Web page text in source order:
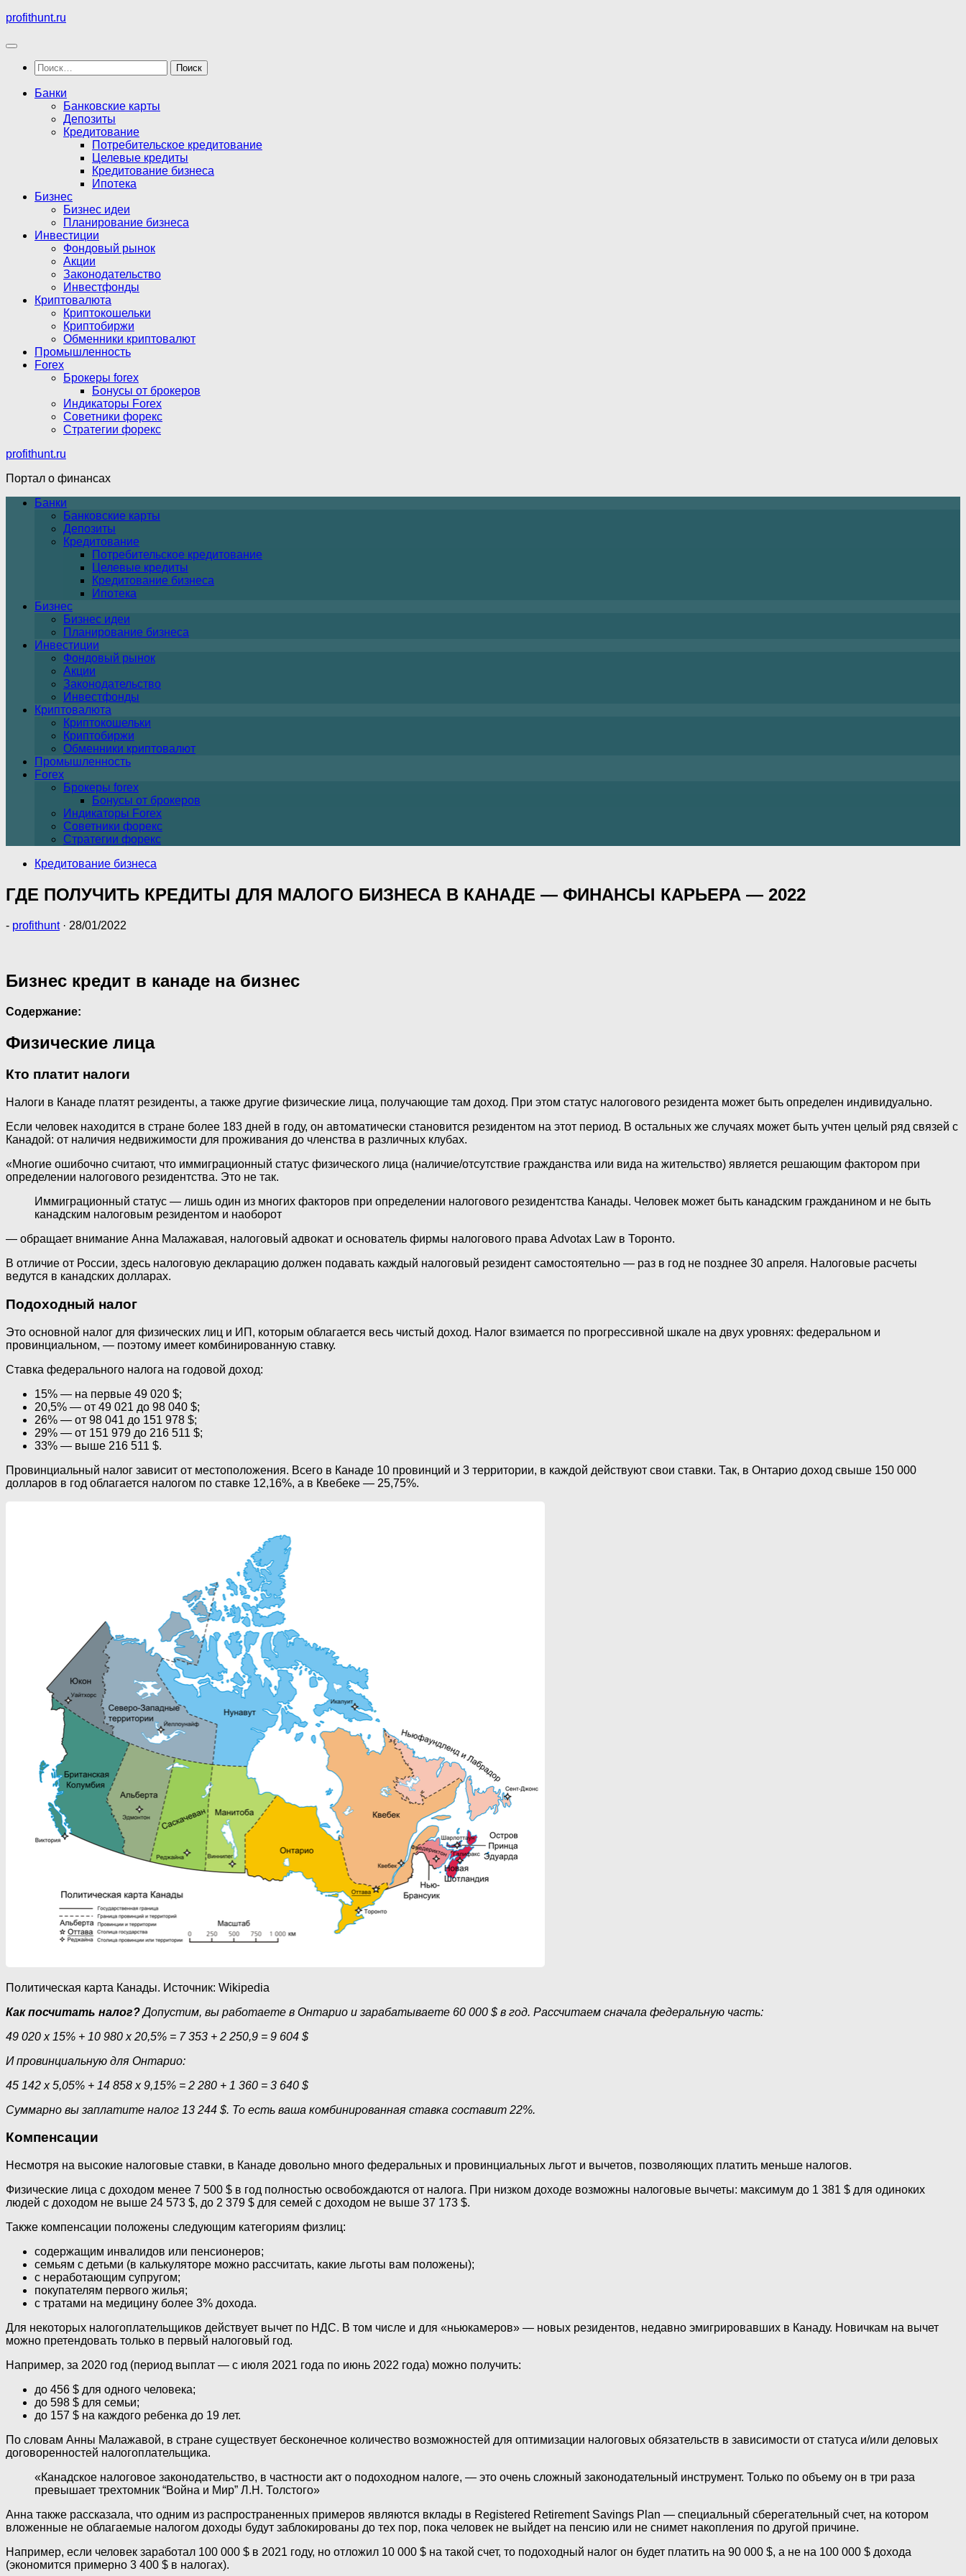
Перейти
содержимому
profithunt.ru
Найти:
Банки
Банковские карты
Депозиты
Кредитование
Потребительское кредитование
Целевые кредиты
Кредитование бизнеса
Ипотека
Бизнес
Бизнес идеи
Планирование бизнеса
Инвестиции
Фондовый рынок
Акции
Законодательство
Инвестфонды
Криптовалюта
Криптокошельки
Криптобиржи
Обменники криптовалют
Промышленность
Forex
Брокеры forex
Бонусы от брокеров
Индикаторы Forex
Советники форекс
Стратегии форекс
profithunt.ru
Портал о финансах
Банки
Банковские карты
Депозиты
Кредитование
Потребительское кредитование
Целевые кредиты
Кредитование бизнеса
Ипотека
Бизнес
Бизнес идеи
Планирование бизнеса
Инвестиции
Фондовый рынок
Акции
Законодательство
Инвестфонды
Криптовалюта
Криптокошельки
Криптобиржи
Обменники криптовалют
Промышленность
Forex
Брокеры forex
Бонусы от брокеров
Индикаторы Forex
Советники форекс
Стратегии форекс
Кредитование бизнеса
ГДЕ ПОЛУЧИТЬ КРЕДИТЫ ДЛЯ МАЛОГО БИЗНЕСА В КАНАДЕ — ФИНАНСЫ КАРЬЕРА — 2022
- profithunt · 28/01/2022
Бизнес кредит в канаде на бизнес
Содержание:
Физические лица
Кто платит налоги
Налоги в Канаде платят резиденты, а также другие физические лица, получающие там доход. При этом статус налогового резидента может быть определен индивидуально.
Если человек находится в стране более 183 дней в году, он автоматически становится резидентом на этот период. В остальных же случаях может быть учтен целый ряд связей с
Канадой: от наличия недвижимости для проживания до членства в различных клубах.
«Многие ошибочно считают, что иммиграционный статус физического лица (наличие/отсутствие гражданства или вида на жительство) является решающим фактором при
определении налогового резидентства. Это не так.
Иммиграционный статус — лишь один из многих факторов при определении налогового резидентства Канады. Человек может быть канадским гражданином и не быть
канадским налоговым резидентом и наоборот
— обращает внимание Анна Малажавая, налоговый адвокат и основатель фирмы налогового права Advotax Law в Торонто.
В отличие от России, здесь налоговую декларацию должен подавать каждый налоговый резидент самостоятельно — раз в год не позднее 30 апреля. Налоговые расчеты
ведутся в канадских долларах.
Подоходный налог
Это основной налог для физических лиц и ИП, которым облагается весь чистый доход. Налог взимается по прогрессивной шкале на двух уровнях: федеральном и
провинциальном, — поэтому имеет комбинированную ставку.
Ставка федерального налога на годовой доход:
15% — на первые 49 020 $;
20,5% — от 49 021 до 98 040 $;
26% — от 98 041 до 151 978 $;
29% — от 151 979 до 216 511 $;
33% — выше 216 511 $.
Провинциальный налог зависит от местоположения. Всего в Канаде 10 провинций и 3 территории, в каждой действуют свои ставки. Так, в Онтарио доход свыше 150 000
долларов в год облагается налогом по ставке 12,16%, а в Квебеке — 25,75%.
Политическая карта Канады. Источник: Wikipedia
Как посчитать налог?Допустим, вы работаете в Онтарио и зарабатываете 60 000 $ в год. Рассчитаем сначала федеральную часть:
49 020 х 15% + 10 980 х 20,5% = 7 353 + 2 250,9 = 9 604 $
И провинциальную для Онтарио:
45 142 х 5,05% + 14 858 х 9,15% = 2 280 + 1 360 = 3 640 $
Суммарно вы заплатите налог 13 244 $. То есть ваша комбинированная ставка составит 22%.
Компенсации
Несмотря на высокие налоговые ставки, в Канаде довольно много федеральных и провинциальных льгот и вычетов, позволяющих платить меньше налогов.
Физические лица с доходом менее 7 500 $ в год полностью освобождаются от налога. При низком доходе возможны налоговые вычеты: максимум до 1 381 $ для одиноких
людей с доходом не выше 24 573 $, до 2 379 $ для семей с доходом не выше 37 173 $.
Также компенсации положены следующим категориям физлиц:
содержащим инвалидов или пенсионеров;
семьям с детьми (в калькуляторе можно рассчитать, какие льготы вам положены);
с неработающим супругом;
покупателям первого жилья;
с тратами на медицину более 3% дохода.
Для некоторых налогоплательщиков действует вычет по НДС. В том числе и для «ньюкамеров» — новых резидентов, недавно эмигрировавших в Канаду. Новичкам на вычет
можно претендовать только в первый налоговый год.
Например, за 2020 год (период выплат — с июля 2021 года по июнь 2022 года) можно получить:
до 456 $ для одного человека;
до 598 $ для семьи;
до 157 $ на каждого ребенка до 19 лет.
По словам Анны Малажавой, в стране существует бесконечное количество возможностей для оптимизации налоговых обязательств в зависимости от статуса и/или деловых
договоренностей налогоплательщика.
«Канадское налоговое законодательство, в частности акт о подоходном налоге, — это очень сложный законодательный инструмент. Только по объему он в три раза
превышает трехтомник “Война и Мир” Л.Н. Толстого»
Анна также рассказала, что одним из распространенных примеров являются вклады в Registered Retirement Savings Plan — специальный сберегательный счет, на котором
вложенные не облагаемые налогом доходы будут заблокированы до тех пор, пока человек не выйдет на пенсию или не снимет накопления по другой причине.
Например, если человек заработал 100 000 $ в 2021 году, но отложил 10 000 $ на такой счет, то подоходный налог он будет платить на 90 000 $, а не на 100 000 $ дохода
(экономится примерно 3 400 $ в налогах).